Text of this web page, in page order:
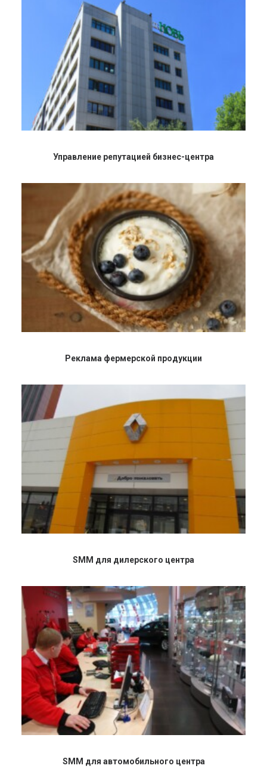
Управление репутацией бизнес-центра
Реклама фермерской продукции
SMM для дилерского центра
SMM для автомобильного центра